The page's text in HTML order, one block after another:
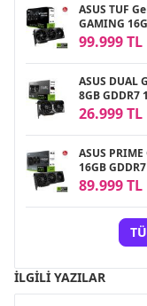
ASUS TUF
GAMING
Kartı
99.999 TL
ASUS DUAL
8GB GDDR7
Ekran Kartı
26.999 TL
ASUS
16GB
89.999 TL
İLGILI YAZILAR